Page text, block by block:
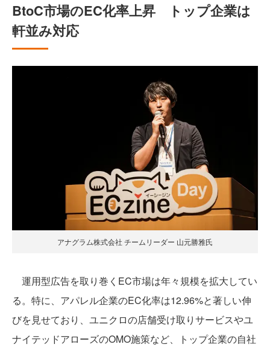
BtoC市場のEC化率上昇 トップ企業は
軒並み対応
アナグラム株式会社 チームリーダー 山元勝雅氏
運用型広告を取り巻くEC市場は年々規模を拡大してい
る。特に、アパレル企業のEC化率は12.96%と著しい伸
びを見せており、ユニクロの店舗受け取りサービスやユ
ナイテッドアローズのOMO施策など、トップ企業の自社